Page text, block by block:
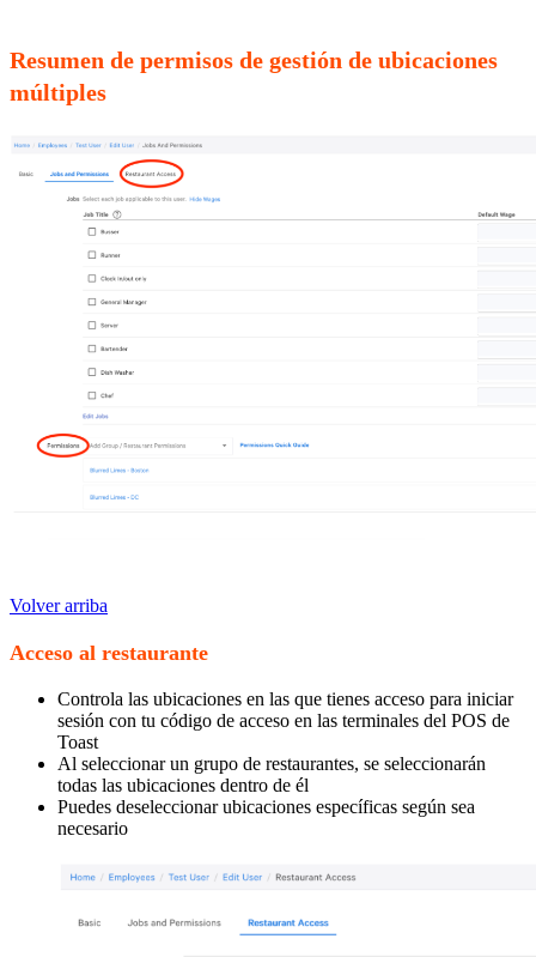
Resumen de permisos de gestión de ubicaciones
múltiples
Volver arriba
Acceso al restaurante
Controla las ubicaciones en las que tienes acceso para iniciar
sesión con tu código de acceso en las terminales del POS de
Toast
Al seleccionar un grupo de restaurantes, se seleccionarán
todas las ubicaciones dentro de él
Puedes deseleccionar ubicaciones específicas según sea
necesario